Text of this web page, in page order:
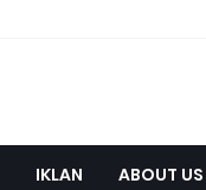
IKLAN ABOUT US